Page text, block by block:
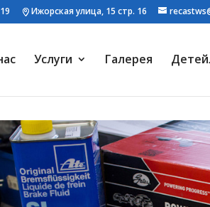
Ижорская улица, 15 стр. 16
Услуги Галерея